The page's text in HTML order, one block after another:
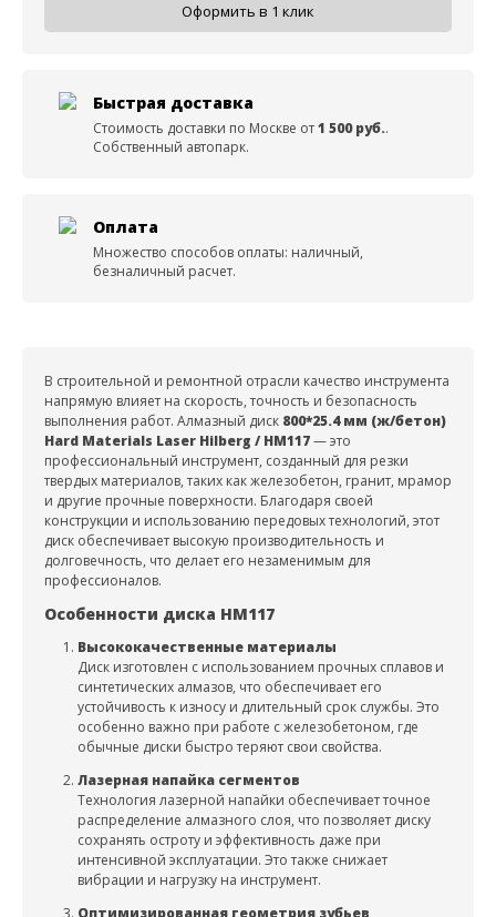
Оформить в 1 клик
Быстрая доставка
Стоимость доставки по Москве от1 500 руб..
Собственный автопарк.
Оплата
Множество способов оплаты: наличный,
безналичный расчет.
В строительной и ремонтной отрасли качество инструмента
напрямую влияет на скорость, точность и безопасность
выполнения работ. Алмазный диск 800*25.4 мм (ж/бетон)
Hard Materials Laser Hilberg / HM117— это
профессиональный инструмент, созданный для резки
твердых материалов, таких как железобетон, гранит, мрамор
и другие прочные поверхности. Благодаря своей
конструкции и использованию передовых технологий, этот
диск обеспечивает высокую производительность и
долговечность, что делает его незаменимым для
профессионалов.
Особенности диска HM117
Высококачественные материалы
Диск изготовлен с использованием прочных сплавов и
синтетических алмазов, что обеспечивает его
устойчивость к износу и длительный срок службы. Это
особенно важно при работе с железобетоном, где
обычные диски быстро теряют свои свойства.
Лазерная напайка сегментов
Технология лазерной напайки обеспечивает точное
распределение алмазного слоя, что позволяет диску
сохранять остроту и эффективность даже при
интенсивной эксплуатации. Это также снижает
вибрации и нагрузку на инструмент.
Оптимизированная геометрия зубьев